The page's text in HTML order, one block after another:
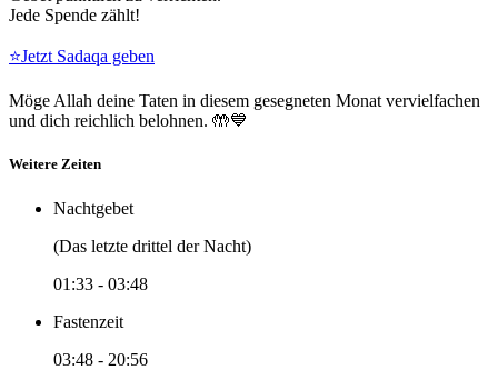
Jede Spende zählt!
⭐Jetzt Sadaqa geben
Möge Allah deine Taten in diesem gesegneten Monat vervielfachen
und dich reichlich belohnen. 🤲💙
Weitere Zeiten
Nachtgebet
(Das letzte drittel der Nacht)
01:33 - 03:48
Fastenzeit
03:48 - 20:56